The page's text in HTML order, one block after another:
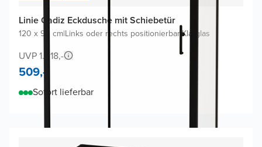
Linie Cadiz Eckdusche mit Schiebetür
120 x 90 cm|Links oder rechts positionierbarKlarglas
UVP 1.018,-
509,-
Sofort lieferbar